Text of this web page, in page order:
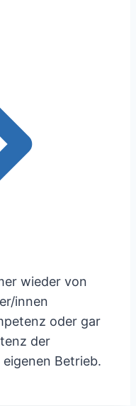
wieder von
innen
oder gar
der
Betrieb.